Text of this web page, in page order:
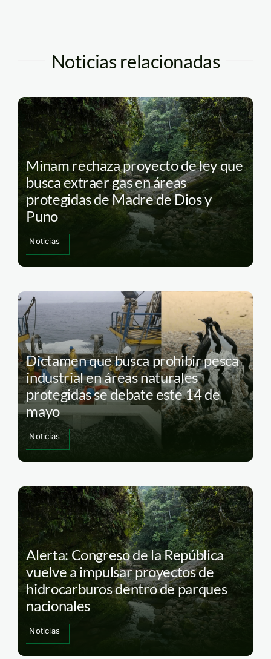
Noticias relacionadas
Minam rechaza proyecto de ley que
busca extraer gas en áreas
protegidas de Madre de Dios y
Puno
Noticias
Dictamen que busca prohibir pesca
industrial en áreas naturales
protegidas se debate este 14 de
mayo
Noticias
Alerta: Congreso de la República
vuelve a impulsar proyectos de
hidrocarburos dentro de parques
nacionales
Noticias